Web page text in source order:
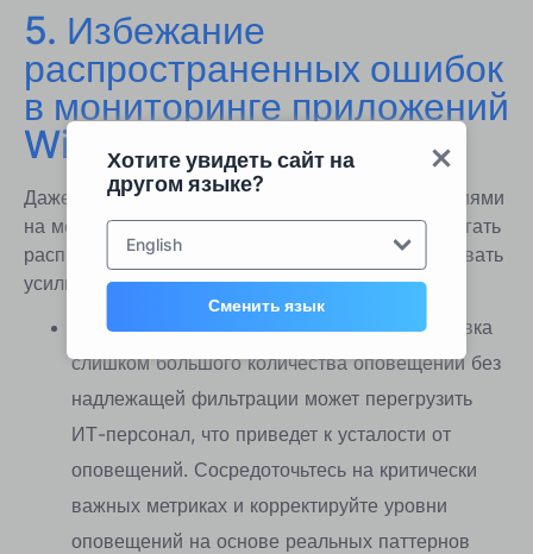
Хотите увидеть сайт на
другом языке?
English
Сменить язык
5. Избежание
распространенных ошибок
в мониторинге приложений
Windows
Даже с современными инструментами и стратегиями
на месте, администраторам ИТ необходимо избегать
распространенных ошибок, которые могут подорвать
усилия по мониторингу:
Слишком много предупреждений:Установка
слишком большого количества оповещений без
надлежащей фильтрации может перегрузить
ИТ-персонал, что приведет к усталости от
оповещений. Сосредоточьтесь на критически
важных метриках и корректируйте уровни
оповещений на основе реальных паттернов